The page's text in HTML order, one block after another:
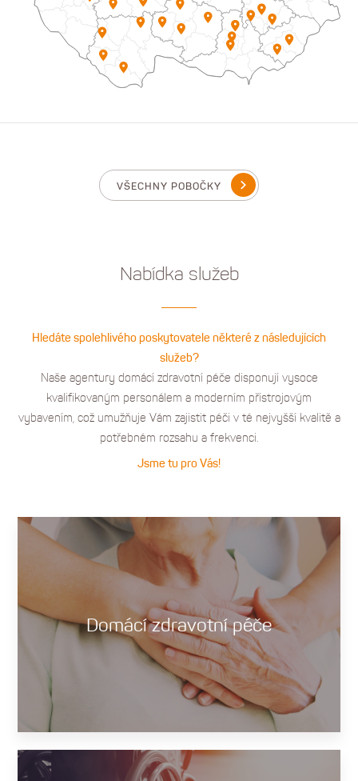
VŠECHNY POBOČKY
Nabídka služeb
Hledáte spolehlivého poskytovatele některé z následujících
služeb?
Naše agentury domácí zdravotní péče disponují vysoce
kvalifikovaným personálem a moderním přístrojovým
vybavením, což umužňuje Vám zajistit péči v té nejvyšší kvalitě a
potřebném rozsahu a frekvenci.
Jsme tu pro Vás!
Domácí zdravotní péče